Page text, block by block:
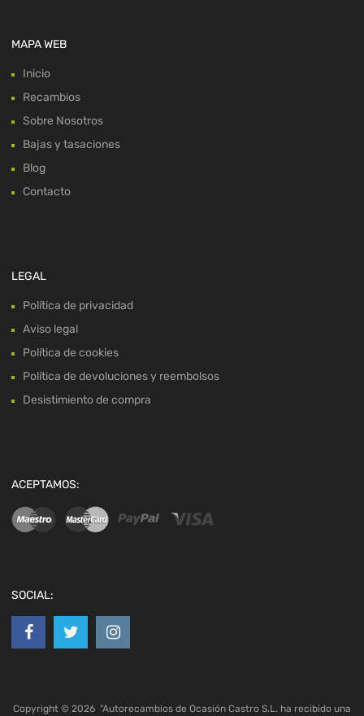
MAPA WEB
Inicio
Recambios
Sobre Nosotros
Bajas y tasaciones
Blog
Contacto
LEGAL
Política de privacidad
Aviso legal
Política de cookies
Política de devoluciones y reembolsos
Desistimiento de compra
ACEPTAMOS:
SOCIAL:
Copyright © 2026 "Autorecambios de Ocasión Castro S.L. ha recibido una